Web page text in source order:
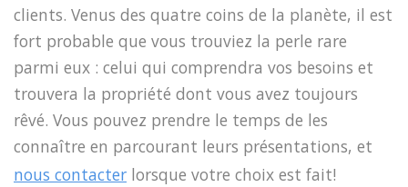
clients. Venus des quatre coins de la planète, il est
fort probable que vous trouviez la perle rare
parmi eux : celui qui comprendra vos besoins et
trouvera la propriété dont vous avez toujours
rêvé. Vous pouvez prendre le temps de les
connaître en parcourant leurs présentations, et
nous contacter lorsque votre choix est fait!